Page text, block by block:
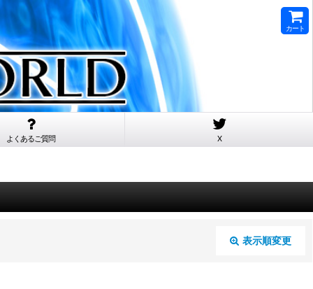
カート
よくあるご質問 X
表示順変更